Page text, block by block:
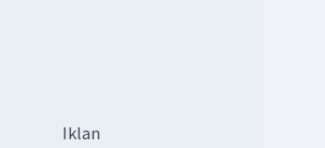
Iklan